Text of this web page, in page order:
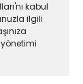
kabul
ilgili